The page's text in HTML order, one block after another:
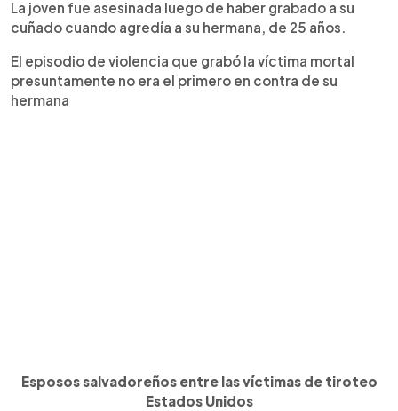
La joven fue asesinada luego de haber grabado a su
cuñado cuando agredía a su hermana, de 25 años.
El episodio de violencia que grabó la víctima mortal
presuntamente no era el primero en contra de su
hermana
Esposos salvadoreños entre las víctimas de tiroteo
Estados Unidos